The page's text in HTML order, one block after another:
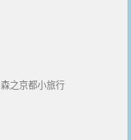
之京都小旅行